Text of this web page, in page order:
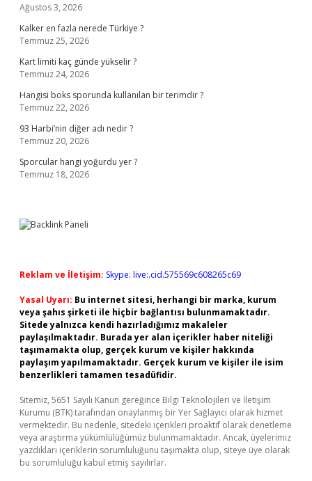
Ağustos 3, 2026
Kalker en fazla nerede Türkiye ?
Temmuz 25, 2026
Kart limiti kaç günde yükselir ?
Temmuz 24, 2026
Hangisi boks sporunda kullanılan bir terimdir ?
Temmuz 22, 2026
93 Harbi’nin diğer adı nedir ?
Temmuz 20, 2026
Sporcular hangi yoğurdu yer ?
Temmuz 18, 2026
Reklam ve İletişim: Skype: live:.cid.575569c608265c69
Yasal Uyarı: Bu internet sitesi, herhangi bir marka, kurum
veya şahıs şirketi ile hiçbir bağlantısı bulunmamaktadır.
Sitede yalnızca kendi hazırladığımız makaleler
paylaşılmaktadır. Burada yer alan içerikler haber niteliği
taşımamakta olup, gerçek kurum ve kişiler hakkında
paylaşım yapılmamaktadır. Gerçek kurum ve kişiler ile isim
benzerlikleri tamamen tesadüfidir.
Sitemiz, 5651 Sayılı Kanun gereğince Bilgi Teknolojileri ve İletişim
Kurumu (BTK) tarafından onaylanmış bir Yer Sağlayıcı olarak hizmet
vermektedir. Bu nedenle, sitedeki içerikleri proaktif olarak denetleme
veya araştırma yükümlülüğümüz bulunmamaktadır. Ancak, üyelerimiz
yazdıkları içeriklerin sorumluluğunu taşımakta olup, siteye üye olarak
bu sorumluluğu kabul etmiş sayılırlar.